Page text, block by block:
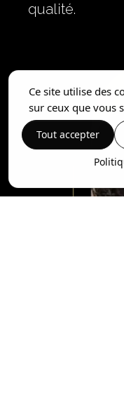
qualité.
Ce site utilise des
sur ceux que vous
Tout accepter